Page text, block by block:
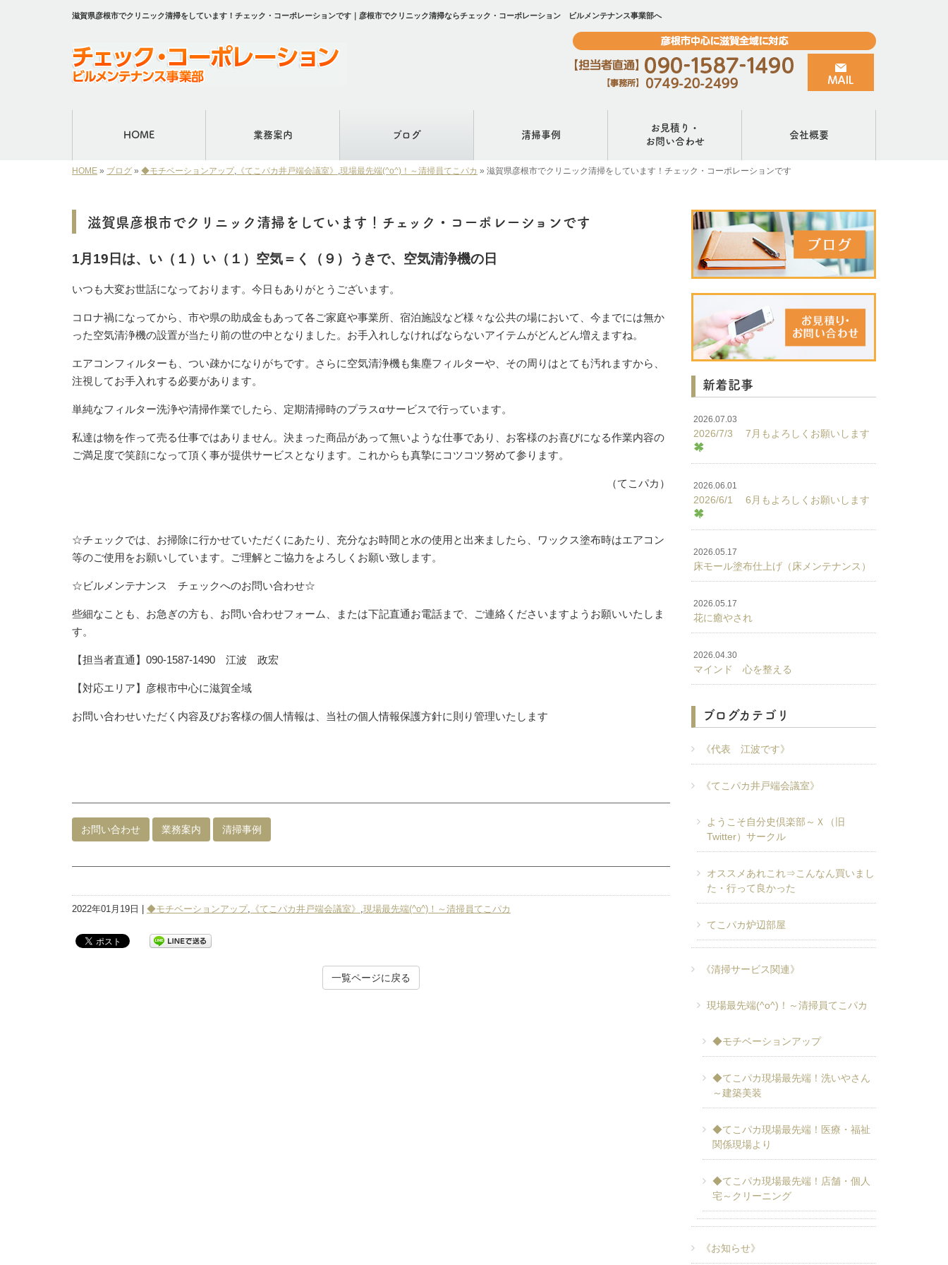
滋賀県彦根市でクリニック清掃をしています！チェック・コーポレーションです｜彦根市でクリニック清掃ならチェック・コーポレーション ビルメンテナンス事業部へ
HOME 業務案内 ブログ 清掃事例
お見積り・
お問い合わせ
会社概要
HOME » ブログ » ◆モチベーションアップ, 《てこパカ井戸端会議室》 ,現場最先端(^o^)！～清掃員てこパカ » 滋賀県彦根市でクリニック清掃をしています！チェック・コーポレーションです
滋賀県彦根市でクリニック清掃をしています！チェック・コーポレーションです
1月19日は、い（１）い（１）空気＝く（９）うきで、空気清浄機の日
いつも大変お世話になっております。今日もありがとうございます。
コロナ禍になってから、市や県の助成金もあって各ご家庭や事業所、宿泊施設など様々な公共の場において、今までには無か
った空気清浄機の設置が当たり前の世の中となりました。お手入れしなければならないアイテムがどんどん増えますね。
エアコンフィルターも、つい疎かになりがちです。さらに空気清浄機も集塵フィルターや、その周りはとても汚れますから、
注視してお手入れする必要があります。
単純なフィルター洗浄や清掃作業でしたら、定期清掃時のプラスαサービスで行っています。
私達は物を作って売る仕事ではありません。決まった商品があって無いような仕事であり、お客様のお喜びになる作業内容の
ご満足度で笑顔になって頂く事が提供サービスとなります。これからも真摯にコツコツ努めて参ります。
（てこパカ）
☆チェックでは、お掃除に行かせていただくにあたり、充分なお時間と水の使用と出来ましたら、ワックス塗布時はエアコン
等のご使用をお願いしています。ご理解とご協力をよろしくお願い致します。
☆ビルメンテナンス チェックへのお問い合わせ☆
些細なことも、お急ぎの方も、お問い合わせフォーム、または下記直通お電話まで、ご連絡くださいますようお願いいたしま
す。
【担当者直通】090-1587-1490 江波 政宏
【対応エリア】彦根市中心に滋賀全域
お問い合わせいただく内容及びお客様の個人情報は、当社の個人情報保護方針に則り管理いたします
お問い合わせ 業務案内 清掃事例
2022年01月19日 | ◆モチベーションアップ, 《てこパカ井戸端会議室》 ,現場最先端(^o^)！～清掃員てこパカ
一覧ページに戻る
新着記事
2026.07.03
2026/7/3 7月もよろしくお願いします
2026.06.01
2026/6/1 6月もよろしくお願いします
2026.05.17
床モール塗布仕上げ（床メンテナンス）
2026.05.17
花に癒やされ
2026.04.30
マインド 心を整える
ブログカテゴリ
《代表 江波です》
《てこパカ井戸端会議室》
ようこそ自分史倶楽部～Ｘ（旧
Twitter）サークル
オススメあれこれ⇒こんなん買いまし
た・行って良かった
てこパカ炉辺部屋
《清掃サービス関連》
現場最先端(^o^)！～清掃員てこパカ
◆モチベーションアップ
◆てこパカ現場最先端！洗いやさん
～建築美装
◆てこパカ現場最先端！医療・福祉
関係現場より
◆てこパカ現場最先端！店舗・個人
宅～クリーニング
《お知らせ》